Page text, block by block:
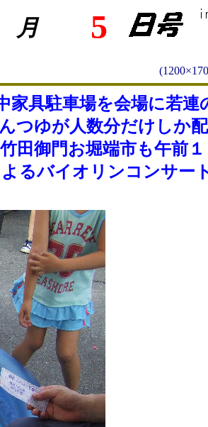
5
月
家具駐車場を会場に若連
つゆが人数分だけしか配
田御門お堀端市も午前１
るバイオリンコンサー